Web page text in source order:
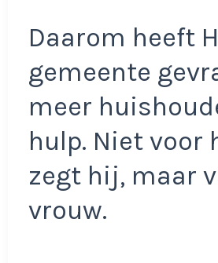
Daarom heeft
gemeente
meer
hulp. Niet voor
zegt hij, maar
vrouw.